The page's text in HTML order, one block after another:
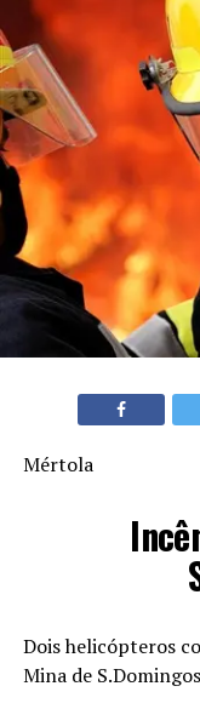
Mértola
Dois helicópteros
Mina de